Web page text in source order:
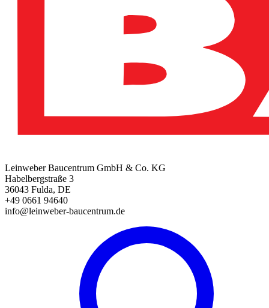
Leinweber Baucentrum GmbH & Co. KG
Habelbergstraße 3
36043 Fulda, DE
+49 0661 94640
info@leinweber-baucentrum.de